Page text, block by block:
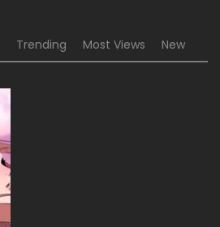
Trending Most Views New